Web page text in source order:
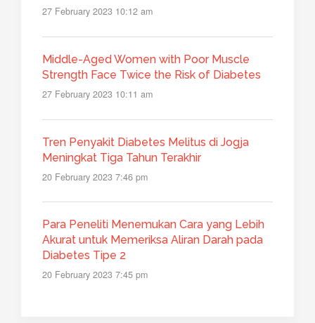
27 February 2023 10:12 am
Middle-Aged Women with Poor Muscle
Strength Face Twice the Risk of Diabetes
27 February 2023 10:11 am
Tren Penyakit Diabetes Melitus di Jogja
Meningkat Tiga Tahun Terakhir
20 February 2023 7:46 pm
Para Peneliti Menemukan Cara yang Lebih
Akurat untuk Memeriksa Aliran Darah pada
Diabetes Tipe 2
20 February 2023 7:45 pm